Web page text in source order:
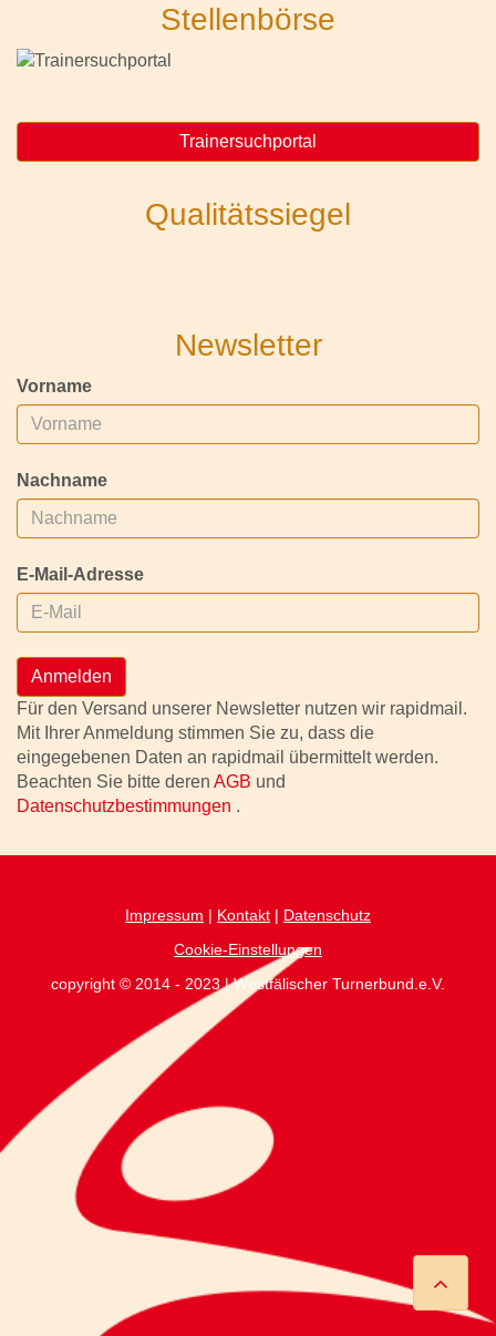
Stellenbörse
Trainersuchportal
Qualitätssiegel
Newsletter
Vorname
Nachname
E-Mail-Adresse
Anmelden
Für den Versand unserer Newsletter nutzen wir rapidmail.
Mit Ihrer Anmeldung stimmen Sie zu, dass die
eingegebenen Daten an rapidmail übermittelt werden.
Beachten Sie bitte deren AGB und
Datenschutzbestimmungen .
Impressum | Kontakt | Datenschutz
Cookie-Einstellungen
copyright © 2014 - 2023 | Westfälischer Turnerbund.e.V.